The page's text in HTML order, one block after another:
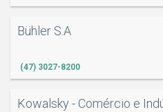
Bühler S.A
(47) 3027-8200
Kowalsky - Comércio e